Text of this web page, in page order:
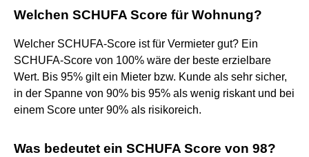
Welchen SCHUFA Score für Wohnung?
Welcher SCHUFA-Score ist für Vermieter gut? Ein
SCHUFA-Score von 100% wäre der beste erzielbare
Wert. Bis 95% gilt ein Mieter bzw. Kunde als sehr sicher,
in der Spanne von 90% bis 95% als wenig riskant und bei
einem Score unter 90% als risikoreich.
Was bedeutet ein SCHUFA Score von 98?